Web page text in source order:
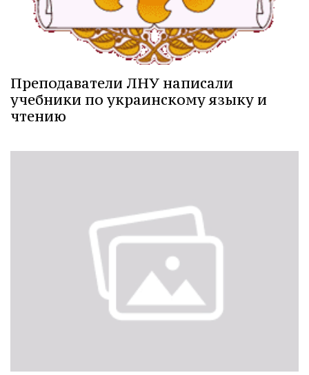
Преподаватели ЛНУ написали
учебники по украинскому языку и
чтению